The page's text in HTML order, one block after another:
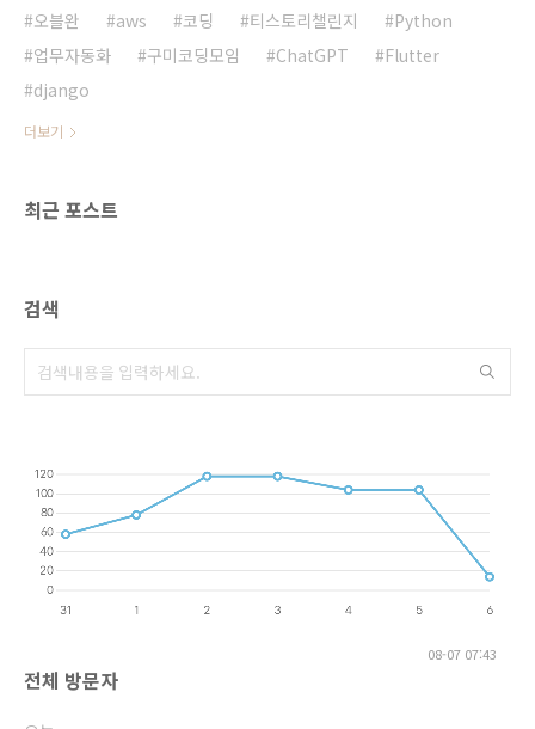
오블완 aws 코딩 티스토리챌린지
Python
업무자동화
구미코딩모임 ChatGPT
Flutter
django
더보기
최근 포스트
검색
08-07 07:43
전체 방문자